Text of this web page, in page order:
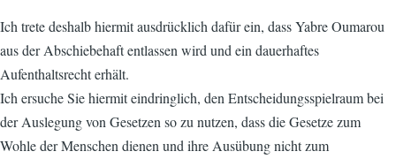
Ich trete deshalb hiermit ausdrücklich dafür ein, dass Yabre Oumarou
aus der Abschiebehaft entlassen wird und ein dauerhaftes
Aufenthaltsrecht erhält.
Ich ersuche Sie hiermit eindringlich, den Entscheidungsspielraum bei
der Auslegung von Gesetzen so zu nutzen, dass die Gesetze zum
Wohle der Menschen dienen und ihre Ausübung nicht zum